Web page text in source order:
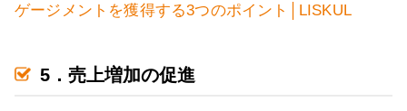
ゲージメントを獲得する3つのポイント│LISKUL
5．売上増加の促進